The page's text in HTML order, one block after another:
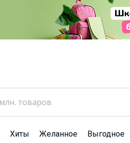
Хиты Желанное Выгодное